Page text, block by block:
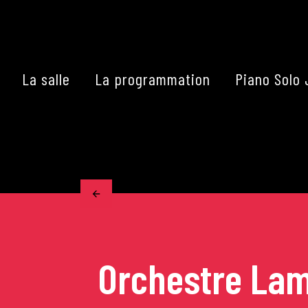
Les grands concerts
Les Rencontres
La salle La programmation Piano Solo
Orchestre